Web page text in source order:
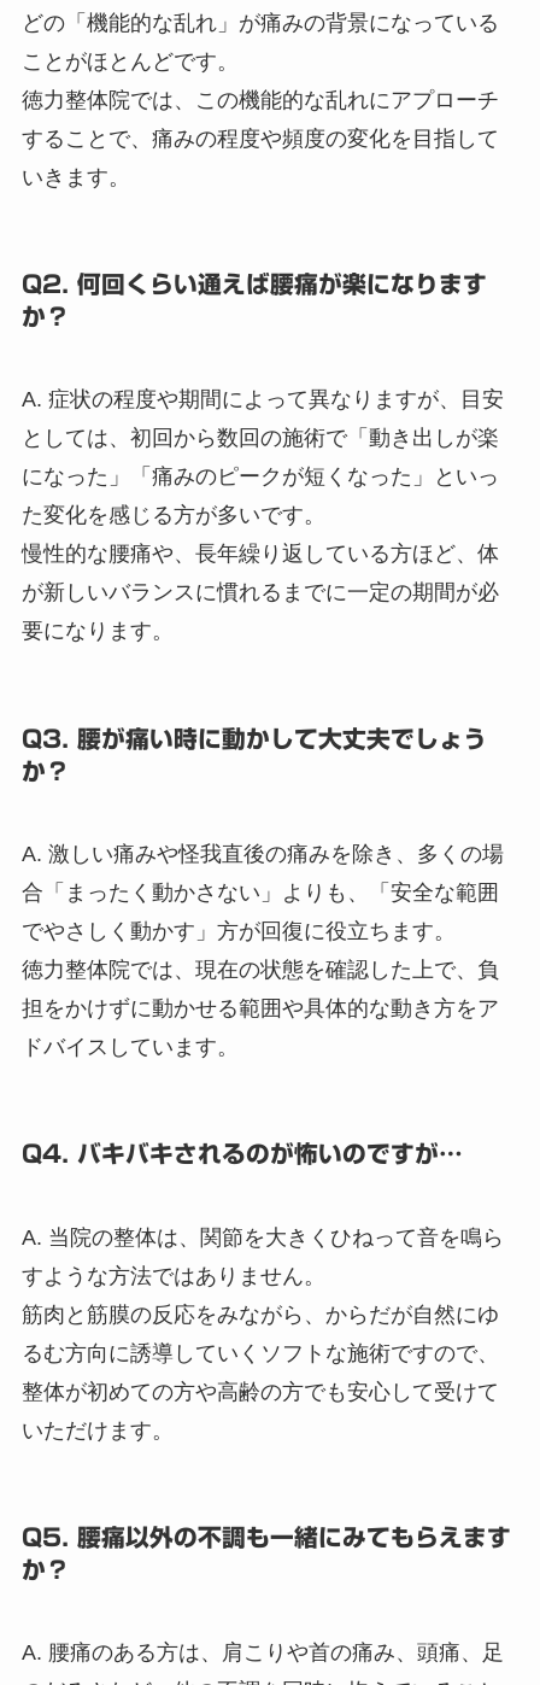
どの「機能的な乱れ」が痛みの背景になっている
ことがほとんどです。
徳力整体院では、この機能的な乱れにアプローチ
することで、痛みの程度や頻度の変化を目指して
いきます。
Q2. 何回くらい通えば腰痛が楽になります
か？
A. 症状の程度や期間によって異なりますが、目安
としては、初回から数回の施術で「動き出しが楽
になった」「痛みのピークが短くなった」といっ
た変化を感じる方が多いです。
慢性的な腰痛や、長年繰り返している方ほど、体
が新しいバランスに慣れるまでに一定の期間が必
要になります。
Q3. 腰が痛い時に動かして大丈夫でしょう
か？
A. 激しい痛みや怪我直後の痛みを除き、多くの場
合「まったく動かさない」よりも、「安全な範囲
でやさしく動かす」方が回復に役立ちます。
徳力整体院では、現在の状態を確認した上で、負
担をかけずに動かせる範囲や具体的な動き方をア
ドバイスしています。
Q4. バキバキされるのが怖いのですが…
A. 当院の整体は、関節を大きくひねって音を鳴ら
すような方法ではありません。
筋肉と筋膜の反応をみながら、からだが自然にゆ
るむ方向に誘導していくソフトな施術ですので、
整体が初めての方や高齢の方でも安心して受けて
いただけます。
Q5. 腰痛以外の不調も一緒にみてもらえます
か？
A. 腰痛のある方は、肩こりや首の痛み、頭痛、足